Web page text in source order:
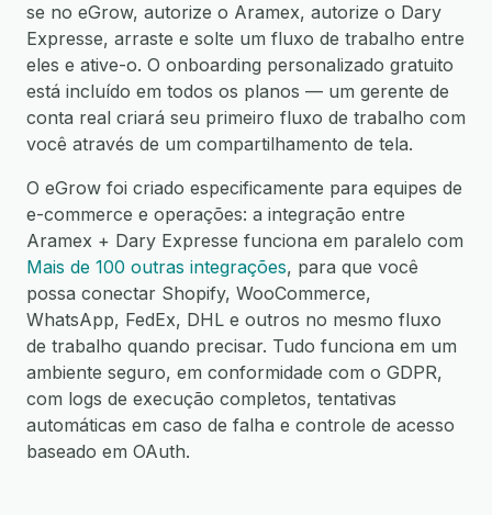
se no eGrow, autorize o Aramex, autorize o Dary
Expresse, arraste e solte um fluxo de trabalho entre
eles e ative-o. O onboarding personalizado gratuito
está incluído em todos os planos — um gerente de
conta real criará seu primeiro fluxo de trabalho com
você através de um compartilhamento de tela.
O eGrow foi criado especificamente para equipes de
e-commerce e operações: a integração entre
Aramex + Dary Expresse funciona em paralelo com
Mais de 100 outras integrações, para que você
possa conectar Shopify, WooCommerce,
WhatsApp, FedEx, DHL e outros no mesmo fluxo
de trabalho quando precisar. Tudo funciona em um
ambiente seguro, em conformidade com o GDPR,
com logs de execução completos, tentativas
automáticas em caso de falha e controle de acesso
baseado em OAuth.